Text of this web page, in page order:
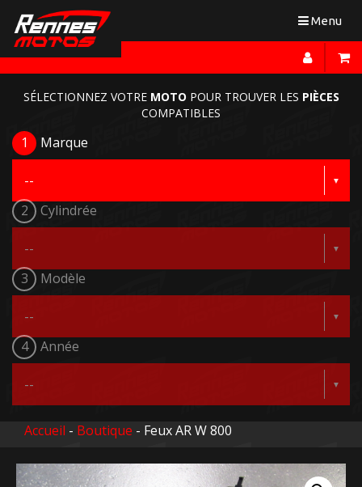
Toggle
Menu
SÉLECTIONNEZ VOTRE MOTO POUR TROUVER LES PIÈCES
COMPATIBLES
1 Marque
2 Cylindrée
3 Modèle
4 Année
Accueil - Boutique - Feux AR W 800